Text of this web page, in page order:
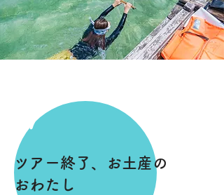
7
ツアー終了、お土産の
おわたし